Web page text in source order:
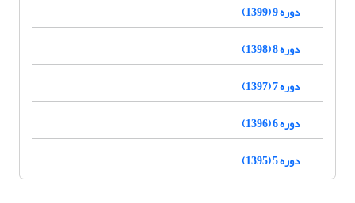
دوره 9 (1399)
دوره 8 (1398)
دوره 7 (1397)
دوره 6 (1396)
دوره 5 (1395)